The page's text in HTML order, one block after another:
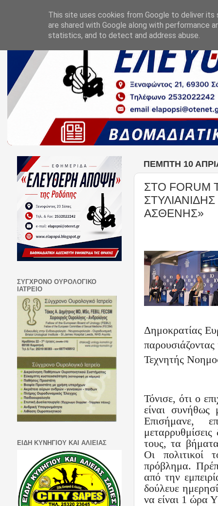
ΠΈΜΠΤΗ 10
ΣΤΟ FORUM
ΑΣΘΕΝΗΣ»
Δημοκρατίας
Τεχνητής
Τόνισε, ότι ο
είναι συνήθως
Επισήμανε,
τους, τα
Οι πολιτικοί
πρόβλημα.
από την
δούλευε
να είναι 1 ώρα
ΣΥΓΧΡΟΝΟ ΟΥΡΟΛΟΓΙΚΟ
ΙΑΤΡΕΙΟ
ΕΙΔΗ ΚΥΝΗΓΙΟΥ ΚΑΙ ΑΛΙΕΙΑΣ
This site uses cookies from Google to deliver its
are shared with Google along with performance
statistics, and to detect and address abuse.